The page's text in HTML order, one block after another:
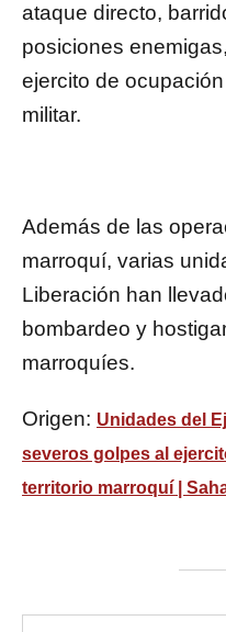
ataque directo,
posiciones
ejercito de
militar.
Además de las
marroquí, varias
Liberación han
bombardeo y
marroquíes.
Origen: Unidades del
severos golpes al
territorio marroquí |